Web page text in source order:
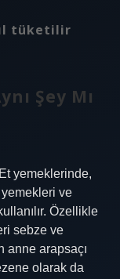
tüketilir
Şey Mı
yemeklerinde,
ve
Özellikle
sebze ve
anne arapsaçı
olarak da